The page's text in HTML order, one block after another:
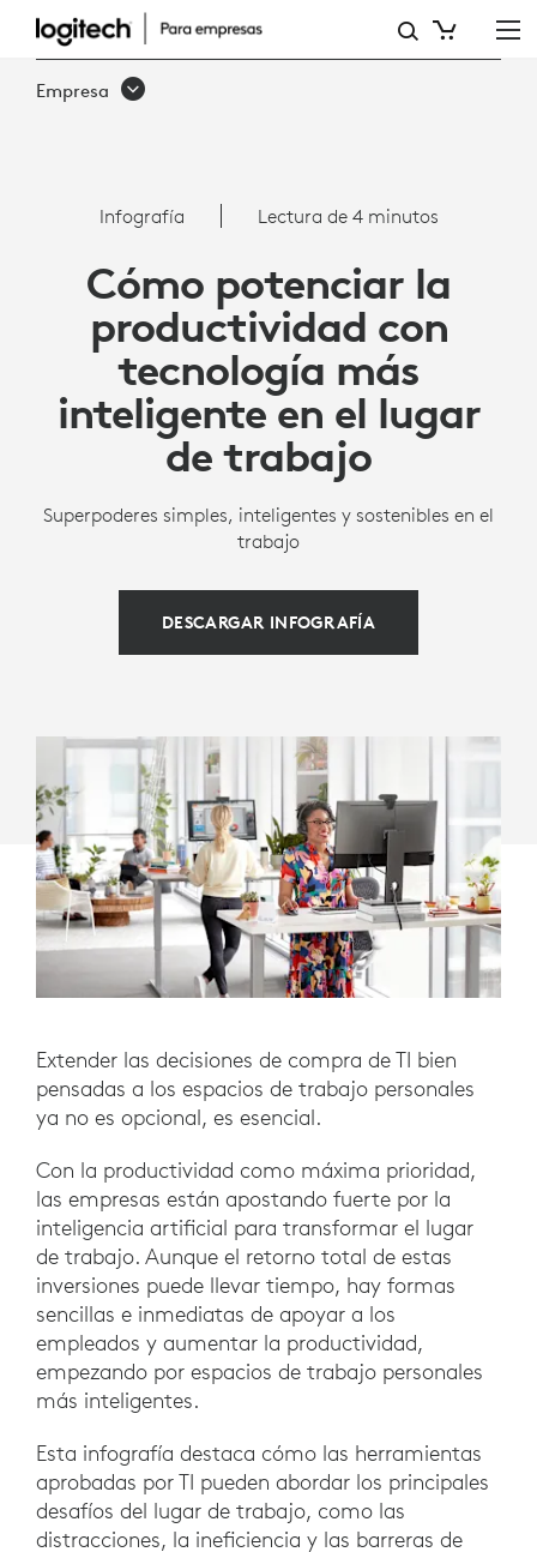
CÓMO
POTENCIAR
TECNOLOGÍA
INTELIGENTE
DE
Empresa
Infografía Lectura de 4 minutos
Cómo potenciar la
productividad con
tecnología más
inteligente en el lugar
de trabajo
Superpoderes simples, inteligentes y sostenibles en el
trabajo
DESCARGAR INFOGRAFÍA
Extender las decisiones de compra de TI bien
pensadas a los espacios de trabajo personales
ya no es opcional, es esencial.
Con la productividad como máxima prioridad,
las empresas están apostando fuerte por la
inteligencia artificial para transformar el lugar
de trabajo. Aunque el retorno total de estas
inversiones puede llevar tiempo, hay formas
sencillas e inmediatas de apoyar a los
empleados y aumentar la productividad,
empezando por espacios de trabajo personales
más inteligentes.
Esta infografía destaca cómo las herramientas
aprobadas por TI pueden abordar los principales
desafíos del lugar de trabajo, como las
distracciones, la ineficiencia y las barreras de